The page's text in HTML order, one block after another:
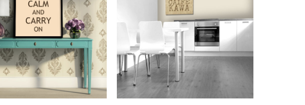
Opcje
można
wybrać
na
stronie
produktu
Opcje
można
wybrać
stronie